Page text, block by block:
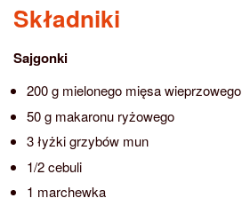
Składniki
Sajgonki
200 g mielonego mięsa wieprzowego
50 g makaronu ryżowego
3 łyżki grzybów mun
1/2 cebuli
1 marchewka